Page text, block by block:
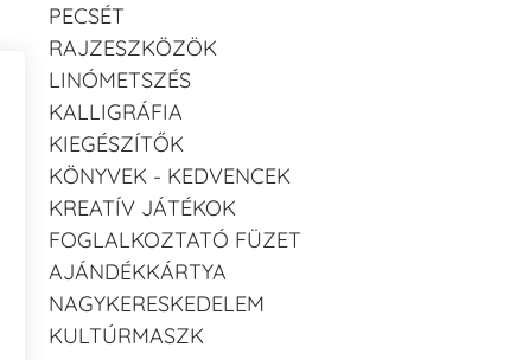
PECSÉT
RAJZESZKÖZÖK
LINÓMETSZÉS
KALLIGRÁFIA
KIEGÉSZÍTŐK
KÖNYVEK - KEDVENCEK
KREATÍV JÁTÉKOK
FOGLALKOZTATÓ FÜZET
AJÁNDÉKKÁRTYA
NAGYKERESKEDELEM
KULTÚRMASZK